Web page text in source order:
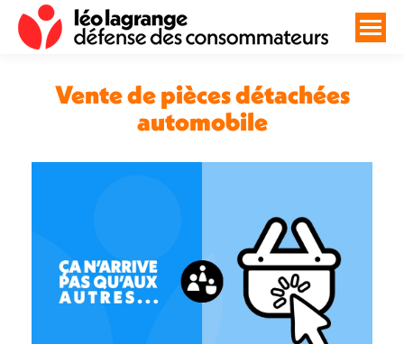
Vente de pièces détachées
automobile